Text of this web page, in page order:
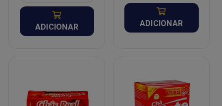
ADICIONAR ADICIONAR